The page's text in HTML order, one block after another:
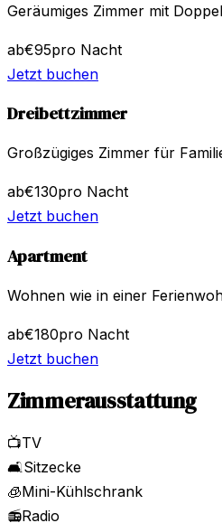
Geräumiges Zimmer mit
ab€95pro Nacht
Jetzt buchen
Dreibettzimmer
Großzügiges Zimmer für
ab€130pro Nacht
Jetzt buchen
Apartment
Wohnen wie in einer
ab€180pro Nacht
Jetzt buchen
Zimmerausstattung
📺TV
🛋Sitzecke
🧊Mini-Kühlschrank
📻Radio